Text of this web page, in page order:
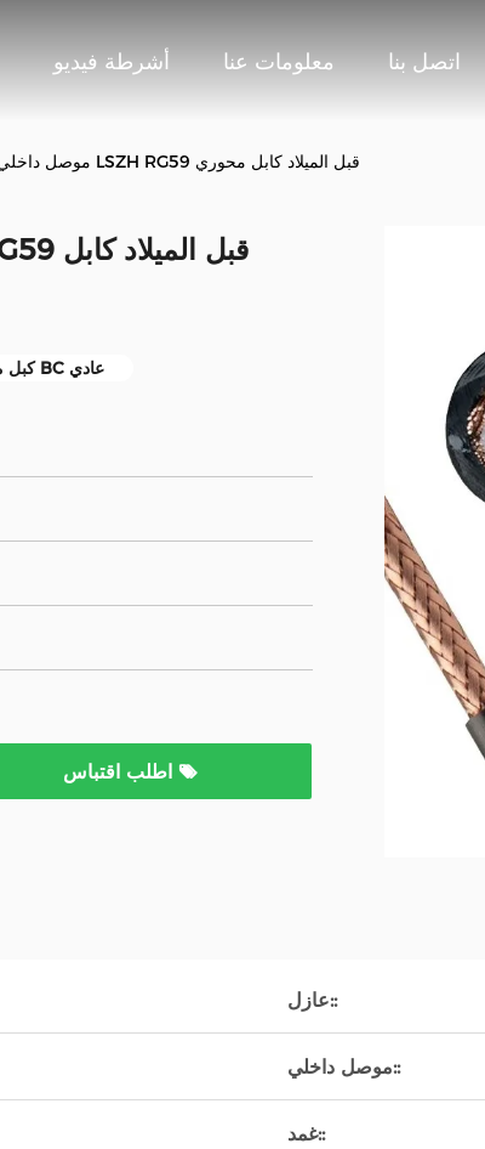
أشرطة فيديو معلومات عنا اتصل بنا
موصل داخلي نحاسي عادي LSZH RG59 قبل الميلاد كابل محوري
كبل محوري نحاسي BC عادي
اطلب اقتباس
عازل::
موصل داخلي::
غمد::